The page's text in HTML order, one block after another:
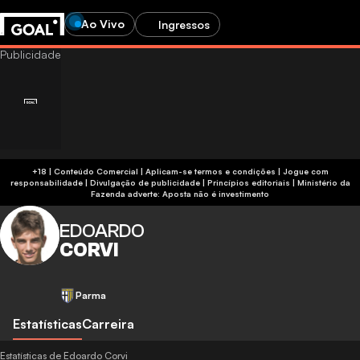
Ao Vivo Ingressos
+18 | Conteúdo Comercial | Aplicam-se termos e condições | Jogue com
responsabilidade| Divulgação de publicidade| Princípios editoriais | Ministério da
Fazenda adverte: Aposta não é investimento
EDOARDO
CORVI
Parma
EstatísticasCarreira
Estatísticas de Edoardo Corvi